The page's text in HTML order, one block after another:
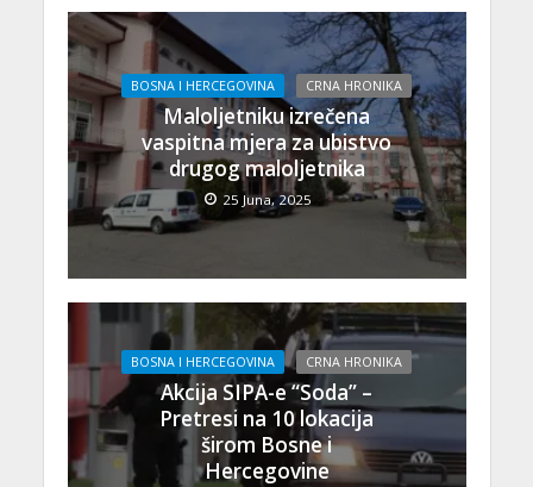
BOSNA I HERCEGOVINA CRNA HRONIKA
Maloljetniku izrečena
vaspitna mjera za ubistvo
drugog maloljetnika
25 Juna, 2025
BOSNA I HERCEGOVINA CRNA HRONIKA
Akcija SIPA-e “Soda” –
Pretresi na 10 lokacija
širom Bosne i
Hercegovine